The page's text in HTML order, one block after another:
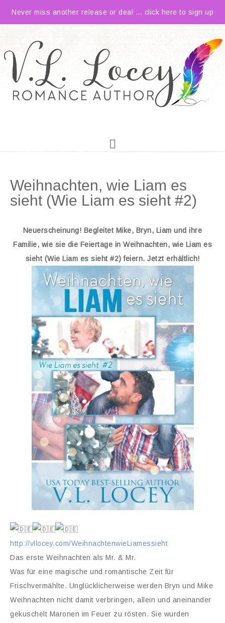
Never miss another release or deal ... click here to sign up
Weihnachten, wie Liam es
sieht (Wie Liam es sieht #2)
Neuerscheinung! Begleitet Mike, Bryn, Liam und ihre
Familie, wie sie die Feiertage in Weihnachten, wie Liam es
sieht (Wie Liam es sieht #2) feiern. Jetzt erhältlich!
http://vllocey.com/WeihnachtenwieLiamessieht
Das erste Weihnachten als Mr. & Mr.
Was für eine magische und romantische Zeit für
Frischvermählte. Unglücklicherweise werden Bryn und Mike
Weihnachten nicht damit verbringen, allein und aneinander
gekuschelt Maronen im Feuer zu rösten. Sie wurden